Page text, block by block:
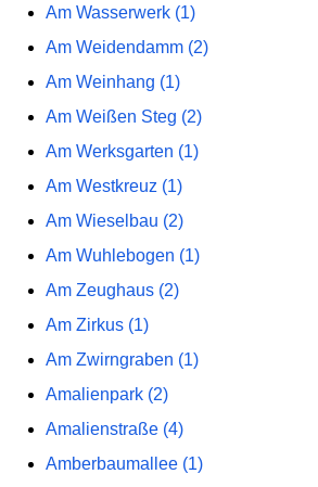
Am Wasserwerk (1)
Am Weidendamm (2)
Am Weinhang (1)
Am Weißen Steg (2)
Am Werksgarten (1)
Am Westkreuz (1)
Am Wieselbau (2)
Am Wuhlebogen (1)
Am Zeughaus (2)
Am Zirkus (1)
Am Zwirngraben (1)
Amalienpark (2)
Amalienstraße (4)
Amberbaumallee (1)